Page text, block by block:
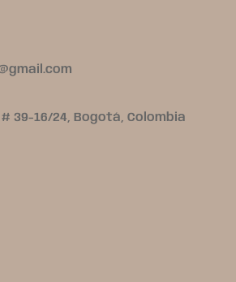
# 39-16/24, Bogotá, Colombia